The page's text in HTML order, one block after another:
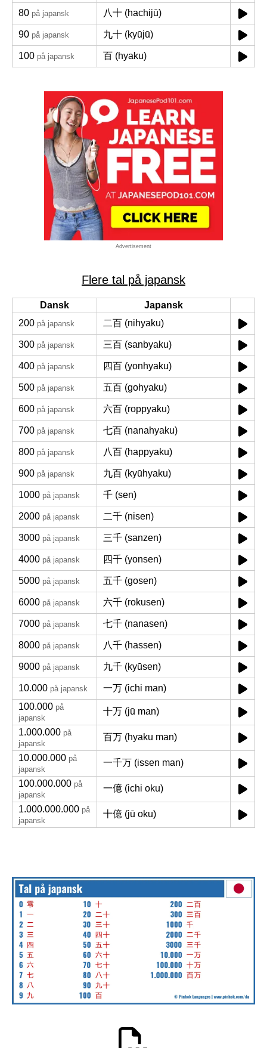
80 på japansk 八十 (hachijū)
90 på japansk 九十 (kyūjū)
100 på japansk 百 (hyaku)
Advertisement
Flere tal på japansk
Dansk
Japansk
200 på japansk 二百 (nihyaku)
300 på japansk 三百 (sanbyaku)
400 på japansk 四百 (yonhyaku)
500 på japansk 五百 (gohyaku)
600 på japansk 六百 (roppyaku)
700 på japansk 七百 (nanahyaku)
800 på japansk 八百 (happyaku)
900 på japansk 九百 (kyūhyaku)
1000 på japansk 千 (sen)
2000 på japansk 二千 (nisen)
3000 på japansk 三千 (sanzen)
4000 på japansk 四千 (yonsen)
5000 på japansk 五千 (gosen)
6000 på japansk 六千 (rokusen)
7000 på japansk 七千 (nanasen)
8000 på japansk 八千 (hassen)
9000 på japansk 九千 (kyūsen)
10.000 på japansk
一万 (ichi man)
100.000 på
japansk
十万 (jū man)
1.000.000 på
japansk
百万 (hyaku man)
10.000.000 på
japansk
一千万 (issen man)
100.000.000 på
japansk
一億 (ichi oku)
1.000.000.000 på
japansk
十億 (jū oku)